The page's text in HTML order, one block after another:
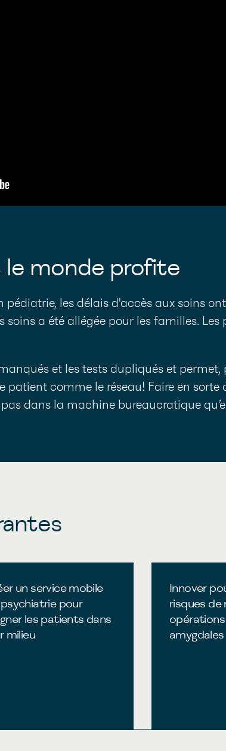
monde profite
pédiatrie, les délais d'accès aux soins
a été allégée pour les familles.
et les tests dupliqués et
patient comme le réseau! Faire en
dans la machine bureaucratique
un service mobile
pour
les patients dans
milieu
Innover
risques
amygdales